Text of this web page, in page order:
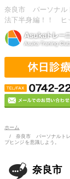
奈良市 パーソナル
法下半身編！！ ヒ
ホーム
奈良市 パーソナルト
プヒンジを意識しよう。
奈良市